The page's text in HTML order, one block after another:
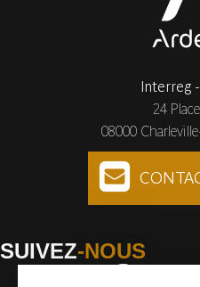
Interreg
24
08000
SUIVEZ-NOUS